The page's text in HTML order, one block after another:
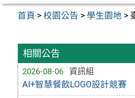
首頁 >校園公告 > 學生園地 >
相關公告
2026-08-06
資訊組
AI+智慧餐飲LOGO設計競賽